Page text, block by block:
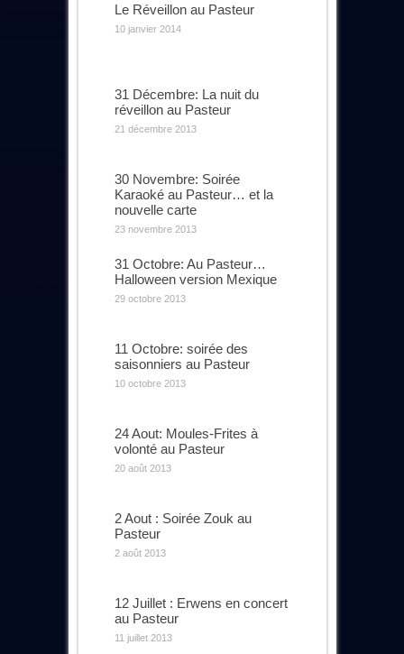
Le Réveillon au Pasteur
10 janvier 2014
31 Décembre: La nuit du
réveillon au Pasteur
21 décembre 2013
30 Novembre: Soirée
Karaoké au Pasteur… et la
nouvelle carte
23 novembre 2013
31 Octobre: Au Pasteur…
Halloween version Mexique
29 octobre 2013
11 Octobre: soirée des
saisonniers au Pasteur
10 octobre 2013
24 Aout: Moules-Frites à
volonté au Pasteur
20 août 2013
2 Aout : Soirée Zouk au
Pasteur
2 août 2013
12 Juillet : Erwens en concert
au Pasteur
11 juillet 2013